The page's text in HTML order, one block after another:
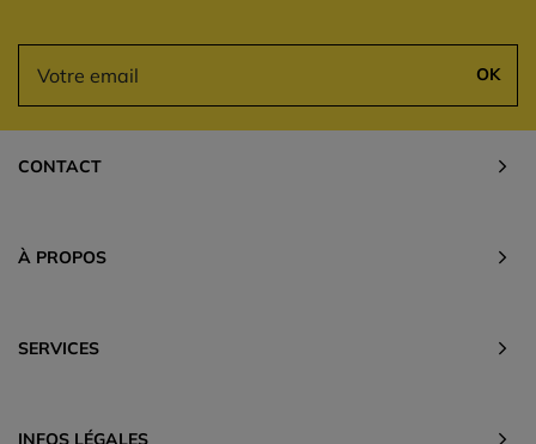
OK
CONTACT
À PROPOS
SERVICES
INFOS LÉGALES